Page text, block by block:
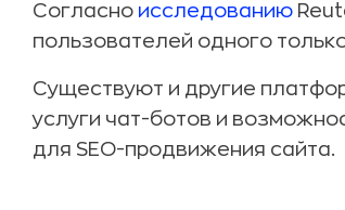
Согласно исследованию
пользователей одного
Существуют и другие
услуги чат-ботов и
для SEO-продвижения сайта.